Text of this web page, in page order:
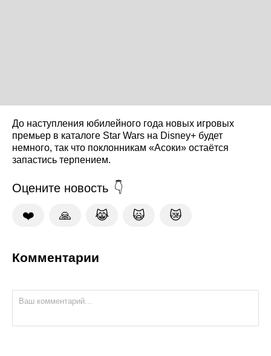
До наступления юбилейного года новых игровых
премьер в каталоге Star Wars на Disney+ будет
немного, так что поклонникам «Асоки» остаётся
запастись терпением.
Оцените новость
❤️ 🙏 😹 🙀 😿
Комментарии